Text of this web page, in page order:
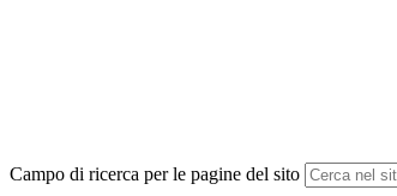
Campo di ricerca per le pagine del sito